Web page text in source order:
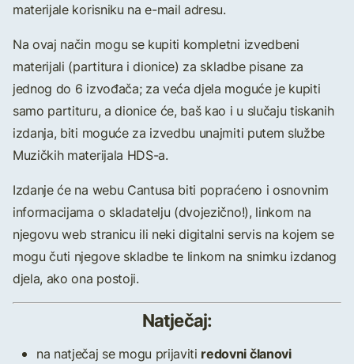
materijale korisniku na e-mail adresu.
Na ovaj način mogu se kupiti kompletni izvedbeni
materijali (partitura i dionice) za skladbe pisane za
jednog do 6 izvođača; za veća djela moguće je kupiti
samo partituru, a dionice će, baš kao i u slučaju tiskanih
izdanja, biti moguće za izvedbu unajmiti putem službe
Muzičkih materijala HDS-a.
Izdanje će na webu Cantusa biti popraćeno i osnovnim
informacijama o skladatelju (dvojezično!), linkom na
njegovu web stranicu ili neki digitalni servis na kojem se
mogu čuti njegove skladbe te linkom na snimku izdanog
djela, ako ona postoji.
Natječaj:
na natječaj se mogu prijaviti redovni članovi